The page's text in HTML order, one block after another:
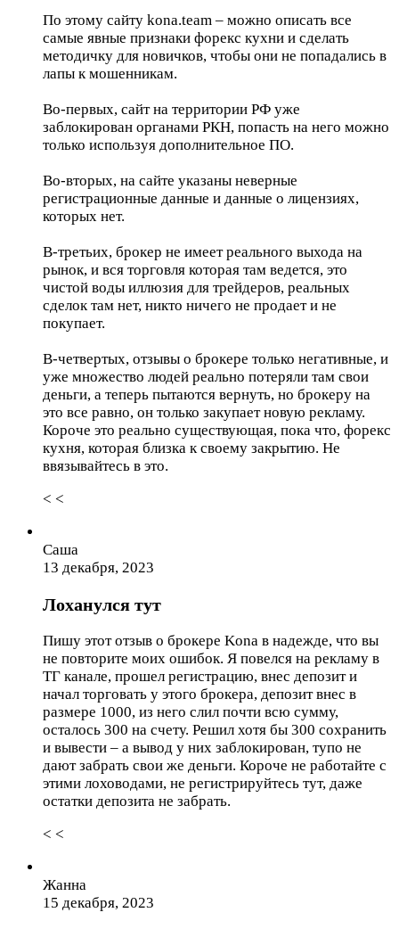
По этому сайту kona.team – можно описать все
самые явные признаки форекс кухни и сделать
методичку для новичков, чтобы они не попадались в
лапы к мошенникам.
Во-первых, сайт на территории РФ уже
заблокирован органами РКН, попасть на него можно
только используя дополнительное ПО.
Во-вторых, на сайте указаны неверные
регистрационные данные и данные о лицензиях,
которых нет.
В-третьих, брокер не имеет реального выхода на
рынок, и вся торговля которая там ведется, это
чистой воды иллюзия для трейдеров, реальных
сделок там нет, никто ничего не продает и не
покупает.
В-четвертых, отзывы о брокере только негативные, и
уже множество людей реально потеряли там свои
деньги, а теперь пытаются вернуть, но брокеру на
это все равно, он только закупает новую рекламу.
Короче это реально существующая, пока что, форекс
кухня, которая близка к своему закрытию. Не
ввязывайтесь в это.
< <
Саша
13 декабря, 2023
Лоханулся тут
Пишу этот отзыв о брокере Kona в надежде, что вы
не повторите моих ошибок. Я повелся на рекламу в
ТГ канале, прошел регистрацию, внес депозит и
начал торговать у этого брокера, депозит внес в
размере 1000, из него слил почти всю сумму,
осталось 300 на счету. Решил хотя бы 300 сохранить
и вывести – а вывод у них заблокирован, тупо не
дают забрать свои же деньги. Короче не работайте с
этими лоховодами, не регистрируйтесь тут, даже
остатки депозита не забрать.
< <
Жанна
15 декабря, 2023